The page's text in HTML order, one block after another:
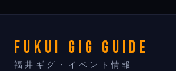
FUKUI GIG GUIDE
福井ギグ・イベント情報